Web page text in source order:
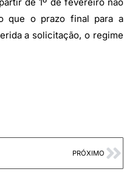
que o prazo final para a
a solicitação, o regime
PRÓXIMO